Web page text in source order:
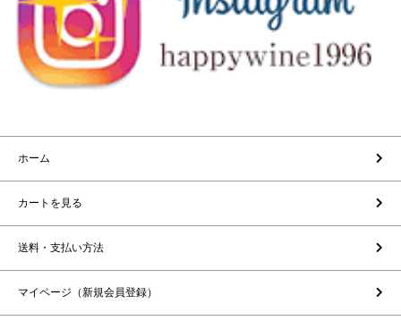
ホーム
カートを見る
送料・支払い方法
マイページ（新規会員登録）